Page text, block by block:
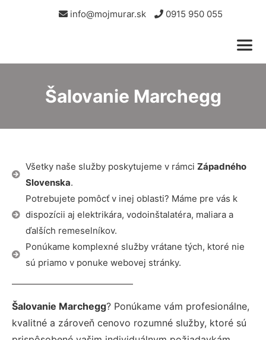
info@mojmurar.sk 0915 950 055
Šalovanie Marchegg
Všetky naše služby poskytujeme v rámci Západného
Slovenska.
Potrebujete pomôcť v inej oblasti? Máme pre vás k
dispozícii aj elektrikára, vodoinštalatéra, maliara a
ďalších remeselníkov.
Ponúkame komplexné služby vrátane tých, ktoré nie
sú priamo v ponuke webovej stránky.
Šalovanie Marchegg? Ponúkame vám profesionálne,
kvalitné a zároveň cenovo rozumné služby, ktoré sú